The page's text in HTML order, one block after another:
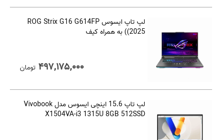
لپ تاپ ایسوس ROG Strix G16 G614FP
(2025) به همراه کیف
۴۹۷,۱۷۵,۰۰۰ تومان
لپ تاپ 15.6 اینچی ایسوس مدل Vivobook
X1504VA-i3 1315U 8GB 512SSD